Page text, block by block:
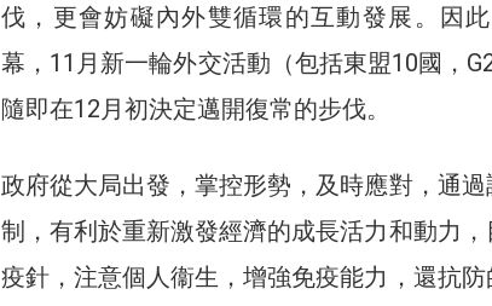
伐，更會妨礙內外雙循環的互動發展。因
幕，11月新一輪外交活動（包括東盟10國，
隨即在12月初決定邁開復常的步伐。
政府從大局出發，掌控形勢，及時應對，通
制，有利於重新激發經濟的成長活力和動力
疫針，注意個人衞生，增強免疫能力，還抗